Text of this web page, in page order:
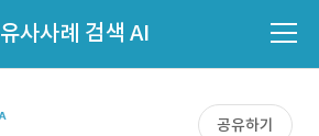
유사사례 검색 AI
공유하기